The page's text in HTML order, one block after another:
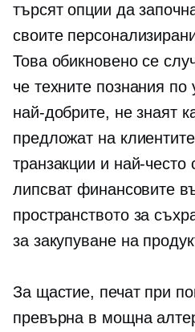
търсят опции да
своите
Това обикновено се
че техните познания по
най-добрите, не знаят
предложат на
транзакции и най-
липсват финансовите
пространството за
за закупуване на
За щастие, печат при
превърна в мощна